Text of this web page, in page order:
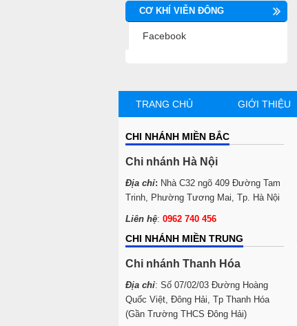
CƠ KHÍ VIỄN ĐÔNG
Facebook
TRANG CHỦ GIỚI THIỆU
CHI NHÁNH MIỀN BẮC
Chi nhánh Hà Nội
Địa chỉ: Nhà C32 ngõ 409 Đường Tam
Trinh, Phường Tương Mai, Tp. Hà Nội
Liên hệ: 0962 740 456
CHI NHÁNH MIỀN TRUNG
Chi nhánh Thanh Hóa
Địa chỉ: Số 07/02/03 Đường Hoàng
Quốc Việt, Đông Hải, Tp Thanh Hóa
(Gần Trường THCS Đông Hải)